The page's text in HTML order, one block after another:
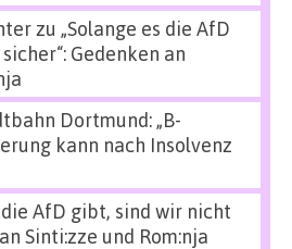
zu „Solange es die AfD
Gedenken an
Dortmund: „B-
kann nach Insolvenz
die AfD gibt, sind wir nicht
Sinti:zze und Rom:nja